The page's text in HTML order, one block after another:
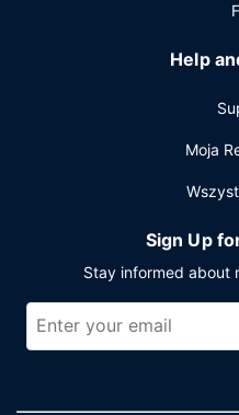
Help
Moja
Sign Up
Stay informed about